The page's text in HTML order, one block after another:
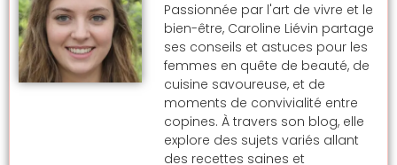
Passionnée par l'art de vivre et le
bien-être, Caroline Liévin partage
ses conseils et astuces pour les
femmes en quête de beauté, de
cuisine savoureuse, et de
moments de convivialité entre
copines. À travers son blog, elle
explore des sujets variés allant
des recettes saines et